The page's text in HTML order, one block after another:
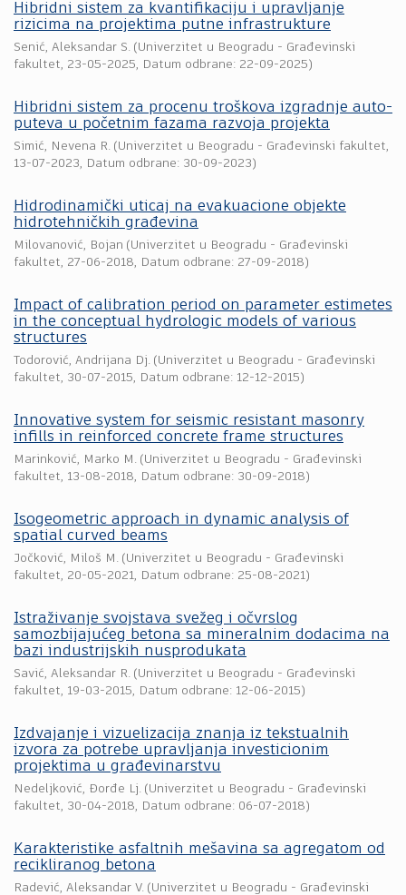
Hibridni sistem za kvantifikaciju i upravljanje
rizicima na projektima putne infrastrukture
Senić, Aleksandar S. (Univerzitet u Beogradu - Građevinski
fakultet, 23-05-2025, Datum odbrane: 22-09-2025)
Hibridni sistem za procenu troškova izgradnje auto-
puteva u početnim fazama razvoja projekta
Simić, Nevena R. (Univerzitet u Beogradu - Građevinski fakultet,
13-07-2023, Datum odbrane: 30-09-2023)
Hidrodinamički uticaj na evakuacione objekte
hidrotehničkih građevina
Milovanović, Bojan (Univerzitet u Beogradu - Građevinski
fakultet, 27-06-2018, Datum odbrane: 27-09-2018)
Impact of calibration period on parameter estimetes
in the conceptual hydrologic models of various
structures
Todorović, Andrijana Dj. (Univerzitet u Beogradu - Građevinski
fakultet, 30-07-2015, Datum odbrane: 12-12-2015)
Innovative system for seismic resistant masonry
infills in reinforced concrete frame structures
Marinković, Marko M. (Univerzitet u Beogradu - Građevinski
fakultet, 13-08-2018, Datum odbrane: 30-09-2018)
Isogeometric approach in dynamic analysis of
spatial curved beams
Jočković, Miloš M. (Univerzitet u Beogradu - Građevinski
fakultet, 20-05-2021, Datum odbrane: 25-08-2021)
Istraživanje svojstava svežeg i očvrslog
samozbijajućeg betona sa mineralnim dodacima na
bazi industrijskih nusprodukata
Savić, Aleksandar R. (Univerzitet u Beogradu - Građevinski
fakultet, 19-03-2015, Datum odbrane: 12-06-2015)
Izdvajanje i vizuelizacija znanja iz tekstualnih
izvora za potrebe upravljanja investicionim
projektima u građevinarstvu
Nedeljković, Đorđe Lj. (Univerzitet u Beogradu - Građevinski
fakultet, 30-04-2018, Datum odbrane: 06-07-2018)
Karakteristike asfaltnih mešavina sa agregatom od
recikliranog betona
Radević, Aleksandar V. (Univerzitet u Beogradu - Građevinski